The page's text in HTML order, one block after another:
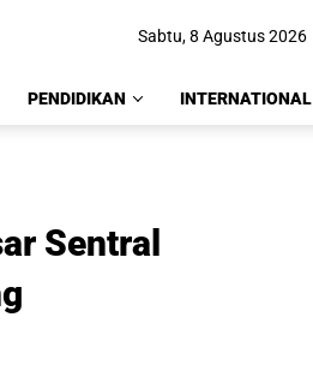
Sabtu, 8 Agustus 2026
PENDIDIKAN INTERNATIONAL
Sentral